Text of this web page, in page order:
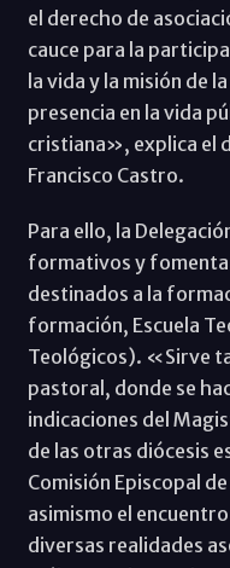
el derecho de
cauce para la
la vida y la misión de
presencia en la vida
cristiana», explica el
Francisco Castro.
Para ello, la
formativos y fomenta
destinados a la
formación, Escuela
Teológicos). «Sirve
pastoral, donde se
indicaciones del
de las otras diócesis
Comisión Episcopal
asimismo el
diversas realidades